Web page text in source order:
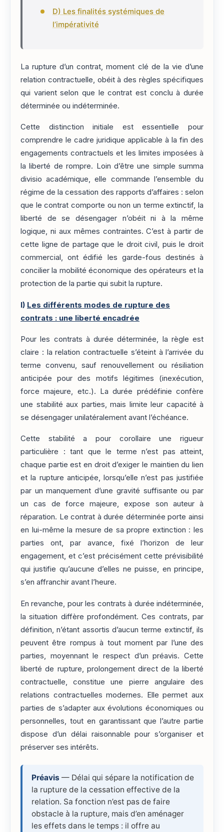
D) Les finalités systémiques de
l’impérativité
La rupture d’un contrat, moment clé de la vie d’une
relation contractuelle, obéit à des règles spécifiques
qui varient selon que le contrat est conclu à durée
déterminée ou indéterminée.
Cette distinction initiale est essentielle pour
comprendre le cadre juridique applicable à la fin des
engagements contractuels et les limites imposées à
la liberté de rompre. Loin d’être une simple summa
divisio académique, elle commande l’ensemble du
régime de la cessation des rapports d’affaires : selon
que le contrat comporte ou non un terme extinctif, la
liberté de se désengager n’obéit ni à la même
logique, ni aux mêmes contraintes. C’est à partir de
cette ligne de partage que le droit civil, puis le droit
commercial, ont édifié les garde-fous destinés à
concilier la mobilité économique des opérateurs et la
protection de la partie qui subit la rupture.
I) Les différents modes de rupture des
contrats : une liberté encadrée
Pour les contrats à durée déterminée, la règle est
claire : la relation contractuelle s’éteint à l’arrivée du
terme convenu, sauf renouvellement ou résiliation
anticipée pour des motifs légitimes (inexécution,
force majeure, etc.). La durée prédéfinie confère
une stabilité aux parties, mais limite leur capacité à
se désengager unilatéralement avant l’échéance.
Cette stabilité a pour corollaire une rigueur
particulière : tant que le terme n’est pas atteint,
chaque partie est en droit d’exiger le maintien du lien
et la rupture anticipée, lorsqu’elle n’est pas justifiée
par un manquement d’une gravité suffisante ou par
un cas de force majeure, expose son auteur à
réparation. Le contrat à durée déterminée porte ainsi
en lui-même la mesure de sa propre extinction : les
parties ont, par avance, fixé l’horizon de leur
engagement, et c’est précisément cette prévisibilité
qui justifie qu’aucune d’elles ne puisse, en principe,
s’en affranchir avant l’heure.
En revanche, pour les contrats à durée indéterminée,
la situation diffère profondément. Ces contrats, par
définition, n’étant assortis d’aucun terme extinctif, ils
peuvent être rompus à tout moment par l’une des
parties, moyennant le respect d’un préavis. Cette
liberté de rupture, prolongement direct de la liberté
contractuelle, constitue une pierre angulaire des
relations contractuelles modernes. Elle permet aux
parties de s’adapter aux évolutions économiques ou
personnelles, tout en garantissant que l’autre partie
dispose d’un délai raisonnable pour s’organiser et
préserver ses intérêts.
Préavis — Délai qui sépare la notification de
la rupture de la cessation effective de la
relation. Sa fonction n’est pas de faire
obstacle à la rupture, mais d’en aménager
les effets dans le temps : il offre au